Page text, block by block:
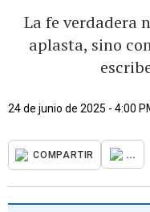
La fe verdadera
aplasta, sino
24 de junio de 2025 - 4:00
COMPARTIR ...